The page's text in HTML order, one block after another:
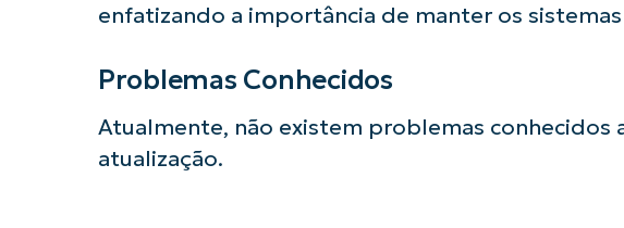
enfatizando a importância de manter os
Problemas Conhecidos
Atualmente, não existem problemas conhecidos
atualização.